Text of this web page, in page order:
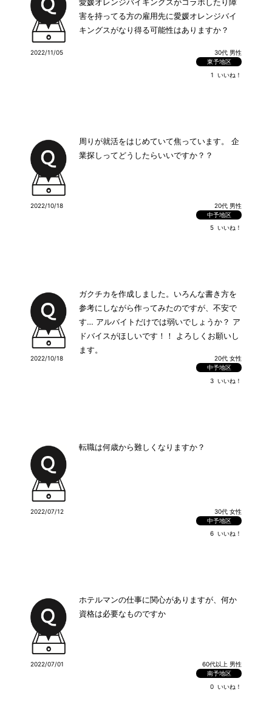
愛媛オレンジバイキングスがコラボしたり障
害を持ってる方の雇用先に愛媛オレンジバイ
キングスがなり得る可能性はありますか？
2022/11/05
30代 男性
東予地区
1 いいね！
周りが就活をはじめていて焦っています。 企
業探しってどうしたらいいですか？？
2022/10/18
20代 男性
中予地区
5 いいね！
ガクチカを作成しました。いろんな書き方を
参考にしながら作ってみたのですが、不安で
す… アルバイトだけでは弱いでしょうか？ ア
ドバイスがほしいです！！ よろしくお願いし
ます。
2022/10/18
20代 女性
中予地区
3 いいね！
転職は何歳から難しくなりますか？
2022/07/12
30代 女性
中予地区
6 いいね！
ホテルマンの仕事に関心がありますが、何か
資格は必要なものですか
2022/07/01
60代以上 男性
南予地区
0 いいね！